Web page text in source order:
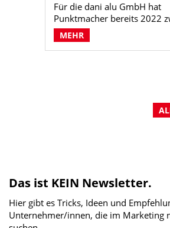
Für die dani alu GmbH hat
Punktmacher bereits 2022
zielgruppenspezifische SEA-
Kampagnen umgesetzt und
Ergebnissen mit
die Sichtbarkeit zuletzt
gesteigert werden. Das
MEHR
Das ist KEIN Newsletter.
Hier gibt es Tricks, Ideen und
Unternehmer/innen, die im Marketing